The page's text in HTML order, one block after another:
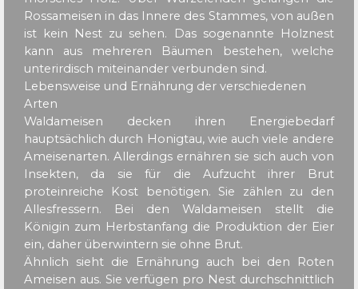
Rossameisen in das Innere des Stammes, von außen
ist kein Nest zu sehen. Das sogenannte Holznest
kann aus mehreren Bäumen bestehen, welche
unterirdisch miteinander verbunden sind.
Lebensweise und Ernährung der verschiedenen
Arten
Waldameisen decken ihren Energiebedarf
hauptsächlich durch Honigtau, wie auch viele andere
Ameisenarten. Allerdings ernähren sie sich auch von
Insekten, da sie für die Aufzucht ihrer Brut
proteinreiche Kost benötigen. Sie zählen zu den
Allesfressern. Bei den Waldameisen stellt die
Königin zum Herbstanfang die Produktion der Eier
ein, daher überwintern sie ohne Brut.
Ähnlich sieht die Ernährung auch bei den Roten
Ameisen aus. Sie verfügen pro Nest durchschnittlich